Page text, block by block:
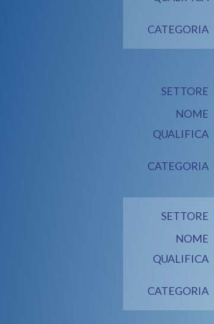
CATEGORIA
SETTORE
NOME
QUALIFICA
CATEGORIA
SETTORE
NOME
QUALIFICA
CATEGORIA